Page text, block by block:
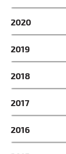
2020
2019
2018
2017
2016